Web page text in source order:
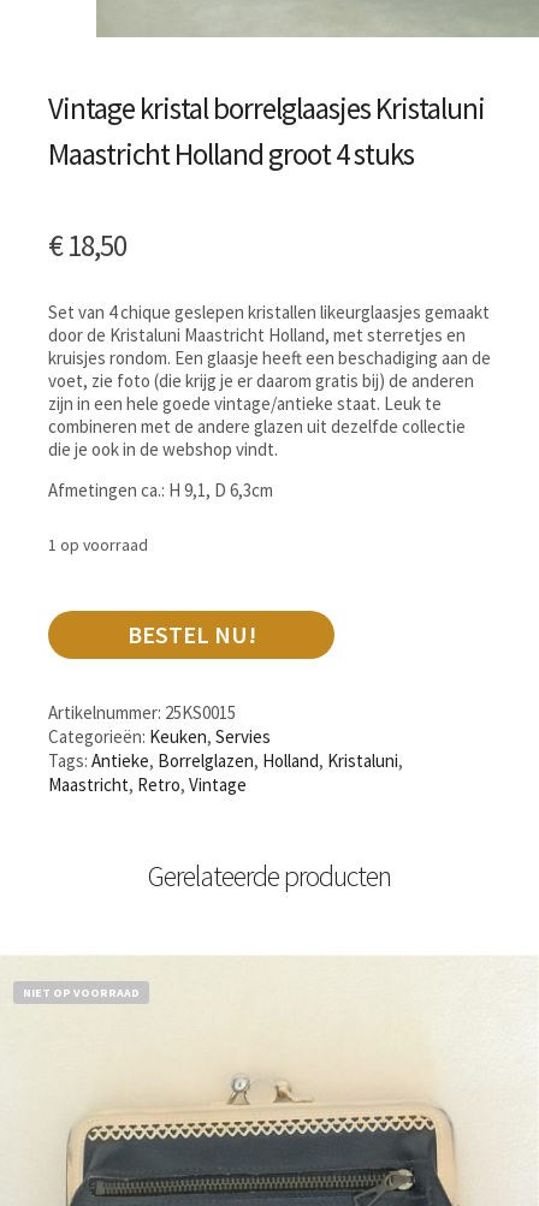
Vintage kristal borrelglaasjes Kristaluni
Maastricht Holland groot 4 stuks
€18,50
Set van 4 chique geslepen kristallen likeurglaasjes gemaakt
door de Kristaluni Maastricht Holland, met sterretjes en
kruisjes rondom. Een glaasje heeft een beschadiging aan de
voet, zie foto (die krijg je er daarom gratis bij) de anderen
zijn in een hele goede vintage/antieke staat. Leuk te
combineren met de andere glazen uit dezelfde collectie
die je ook in de webshop vindt.
Afmetingen ca.: H 9,1, D 6,3cm
1 op voorraad
BESTEL NU!
Artikelnummer: 25KS0015
Categorieën: Keuken, Servies
Tags: Antieke, Borrelglazen, Holland, Kristaluni,
Maastricht, Retro, Vintage
Gerelateerde producten
NIET OP VOORRAAD